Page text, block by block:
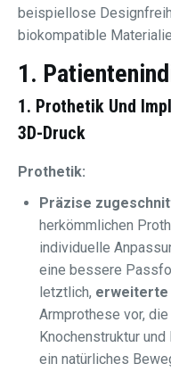
beispiellose
biokompatible
1.
1. Prothetik Und
3D-Druck
Prothetik:
Präzise
herkömmlichen
individuelle
eine bessere
letztlich, erweiterte
Armprothese vor,
Knochenstruktur
ein natürliches